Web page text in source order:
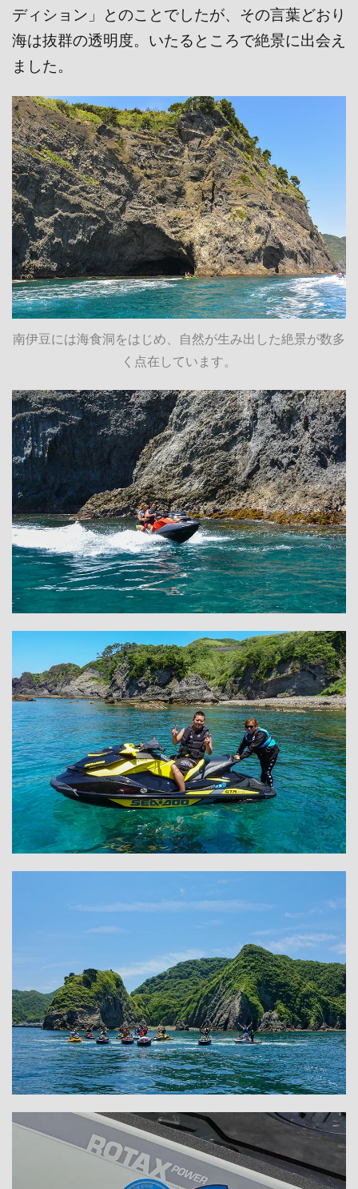
ディション」とのことでしたが、その言葉どおり
海は抜群の透明度。いたるところで絶景に出会え
ました。
南伊豆には海食洞をはじめ、自然が生み出した絶景が数多
く点在しています。